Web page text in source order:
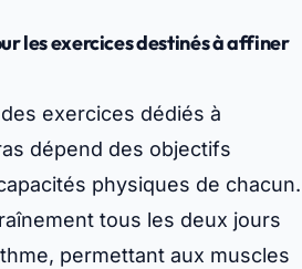
les exercices destinés à affiner
exercices dédiés à
dépend des objectifs
physiques de chacun.
tous les deux jours
permettant aux muscles